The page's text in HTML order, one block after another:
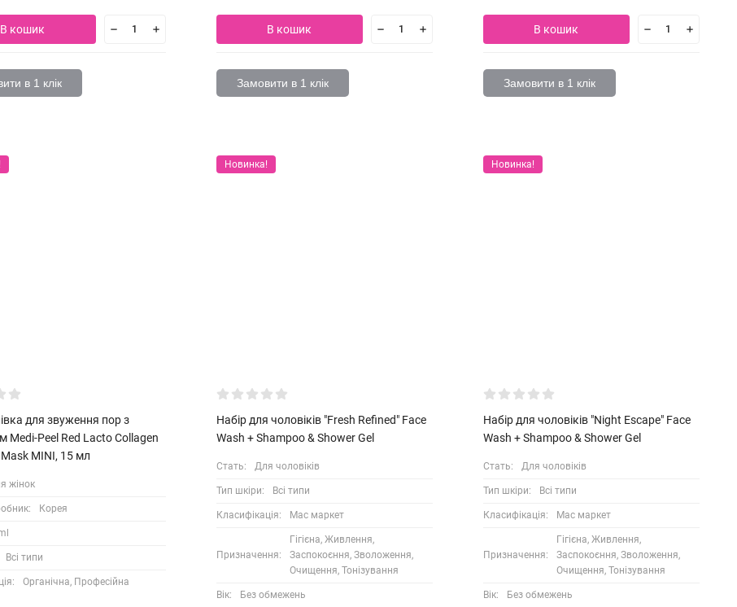
В кошик
в 1 клік
В кошик
Замовити в 1 клік
В кошик
Замовити в 1 клік
для звуження пор з
Medi-Peel Red Lacto Collagen
MINI, 15 мл
жінок
Корея
Всі типи
Органічна, Професійна
Новинка!
Набір для чоловіків "Fresh Refined" Face
Wash + Shampoo & Shower Gel
Стать: Для чоловіків
Тип шкіри: Всі типи
Класифікація: Мас маркет
Призначення:
Гігієна, Живлення,
Заспокоєння, Зволоження,
Очищення, Тонізування
Вік: Без обмежень
Новинка!
Набір для чоловіків "Night Escape" Face
Wash + Shampoo & Shower Gel
Стать: Для чоловіків
Тип шкіри: Всі типи
Класифікація: Мас маркет
Призначення:
Гігієна, Живлення,
Заспокоєння, Зволоження,
Очищення, Тонізування
Вік: Без обмежень